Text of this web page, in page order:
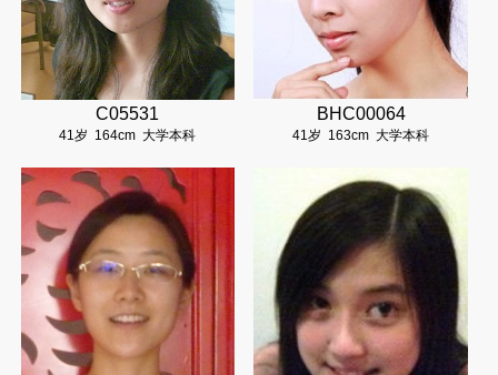
C05531
41岁 164cm 大学本科
BHC00064
41岁 163cm 大学本科